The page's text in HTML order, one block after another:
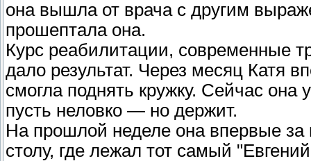
она вышла от врача с другим
прошептала она.
Курс реабилитации, современные
дало результат. Через месяц Катя
смогла поднять кружку. Сейчас она
пусть неловко — но держит.
На прошлой неделе она впервые
столу, где лежал тот самый